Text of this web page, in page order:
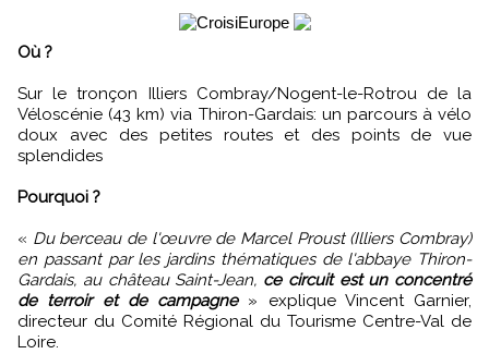
Où ?
Sur le tronçon Illiers Combray/Nogent-le-Rotrou de la
Véloscénie (43 km) via Thiron-Gardais: un parcours à vélo
doux avec des petites routes et des points de vue
splendides
Pourquoi ?
« Du berceau de l'œuvre de Marcel Proust (Illiers Combray)
en passant par les jardins thématiques de l'abbaye Thiron-
Gardais, au château Saint-Jean, ce circuit est un concentré
de terroir et de campagne » explique Vincent Garnier,
directeur du Comité Régional du Tourisme Centre-Val de
Loire.